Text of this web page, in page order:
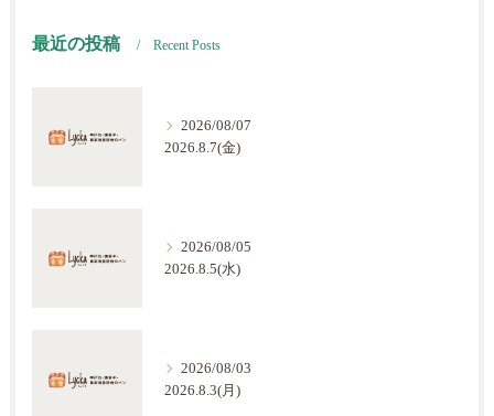
最近の投稿 Recent Posts
2026/08/07
2026.8.7(金)
2026/08/05
2026.8.5(水)
2026/08/03
2026.8.3(月)